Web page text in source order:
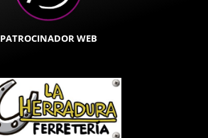
PATROCINADOR WEB